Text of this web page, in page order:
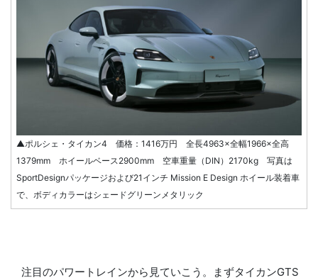
▲ポルシェ・タイカン4 価格：1416万円 全長4963×全幅1966×全高
1379mm ホイールベース2900mm 空車重量（DIN）2170kg 写真は
SportDesignパッケージおよび21インチ Mission E Design ホイール装着車
で、ボディカラーはシェードグリーンメタリック
注目のパワートレインから見ていこう。まずタイカンGTS